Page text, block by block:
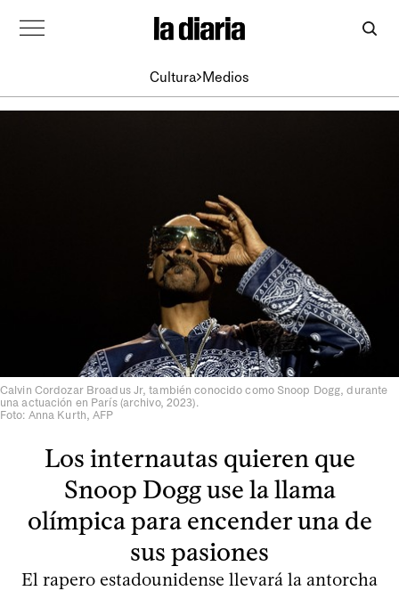
Cultura Medios
Calvin Cordozar Broadus Jr, también conocido como Snoop Dogg, durante
una actuación en París (archivo, 2023).
Foto: Anna Kurth, AFP
Los internautas quieren que
Snoop Dogg use la llama
olímpica para encender una de
sus pasiones
El rapero estadounidense llevará la antorcha